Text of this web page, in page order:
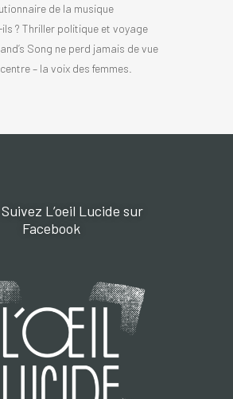
de la musique
? Thriller politique et voyage
Song ne perd jamais de vue
– la voix des femmes.
Suivez L’oeil Lucide sur
Facebook